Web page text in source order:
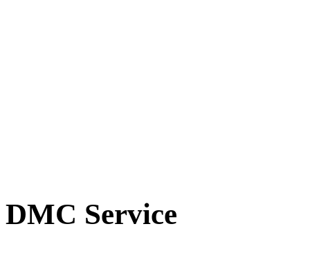
DMC Service